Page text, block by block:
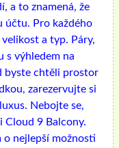
a to znamená, že
účtu. Pro každého
a typ. Páry,
s výhledem na
byste chtěli prostor
zarezervujte si
Nebojte se,
Cloud 9 Balcony.
o nejlepší možnosti